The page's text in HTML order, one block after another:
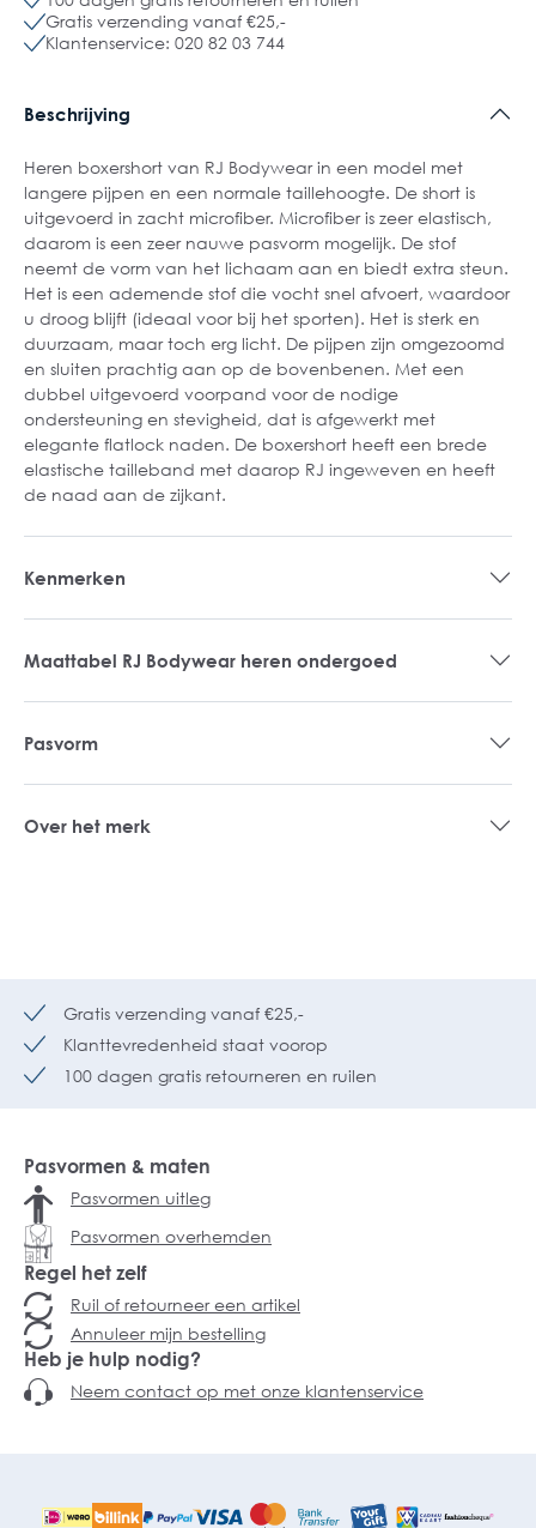
Gratis verzending vanaf €25,-
Klantenservice: 020 82 03 744
Beschrijving
Heren boxershort van RJ Bodywear in een model met
langere pijpen en een normale taillehoogte. De short is
uitgevoerd in zacht microfiber. Microfiber is zeer elastisch,
daarom is een zeer nauwe pasvorm mogelijk. De stof
neemt de vorm van het lichaam aan en biedt extra steun.
Het is een ademende stof die vocht snel afvoert, waardoor
u droog blijft (ideaal voor bij het sporten). Het is sterk en
duurzaam, maar toch erg licht. De pijpen zijn omgezoomd
en sluiten prachtig aan op de bovenbenen. Met een
dubbel uitgevoerd voorpand voor de nodige
ondersteuning en stevigheid, dat is afgewerkt met
elegante flatlock naden. De boxershort heeft een brede
elastische tailleband met daarop RJ ingeweven en heeft
de naad aan de zijkant.
Kenmerken
Maattabel RJ Bodywear heren ondergoed
Pasvorm
Over het merk
Gratis verzending vanaf €25,-
Klanttevredenheid staat voorop
100 dagen gratis retourneren en ruilen
Pasvormen & maten
Pasvormen uitleg
Pasvormen overhemden
Regel het zelf
Ruil of retourneer een artikel
Annuleer mijn bestelling
Heb je hulp nodig?
Neem contact op met onze klantenservice